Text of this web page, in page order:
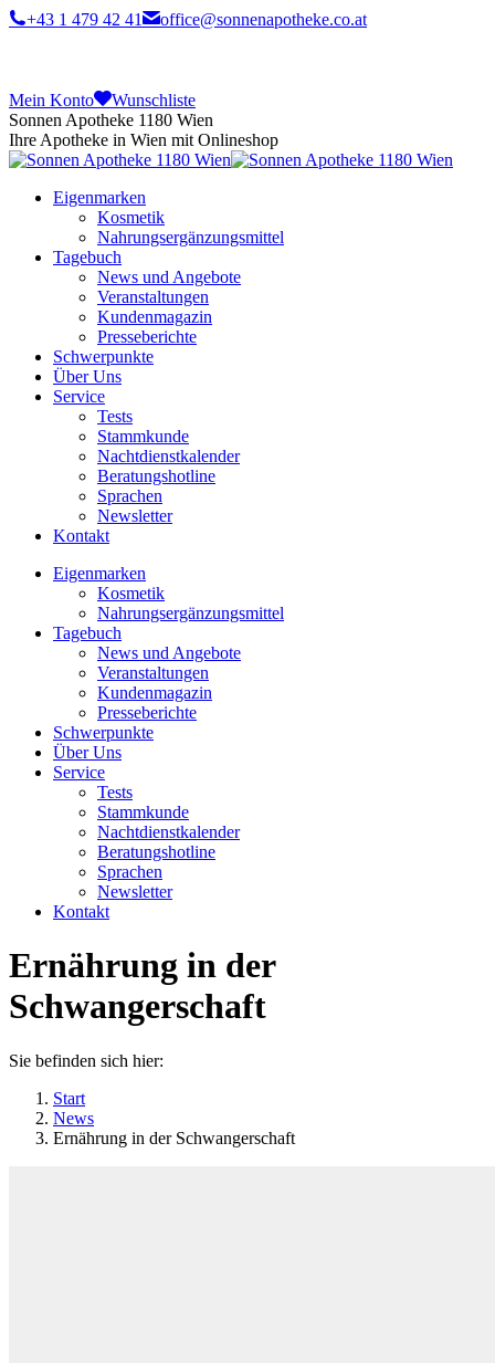
+43 1 479 42 41 office@sonnenapotheke.co.at
Mein Konto
Wunschliste
Sonnen Apotheke 1180 Wien
Ihre Apotheke in Wien mit Onlineshop
Eigenmarken
Kosmetik
Nahrungsergänzungsmittel
Tagebuch
News und Angebote
Veranstaltungen
Kundenmagazin
Presseberichte
Schwerpunkte
Über Uns
Service
Tests
Stammkunde
Nachtdienstkalender
Beratungshotline
Sprachen
Newsletter
Kontakt
Eigenmarken
Kosmetik
Nahrungsergänzungsmittel
Tagebuch
News und Angebote
Veranstaltungen
Kundenmagazin
Presseberichte
Schwerpunkte
Über Uns
Service
Tests
Stammkunde
Nachtdienstkalender
Beratungshotline
Sprachen
Newsletter
Kontakt
Ernährung in der
Schwangerschaft
Sie befinden sich hier:
Start
News
Ernährung in der Schwangerschaft